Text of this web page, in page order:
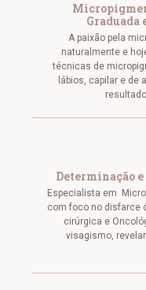
Graduada
A paixão pela
naturalmente e
técnicas de
lábios, capilar e
Determinação
Especialista em
com foco no disfarce
cirúrgica e
visagismo,